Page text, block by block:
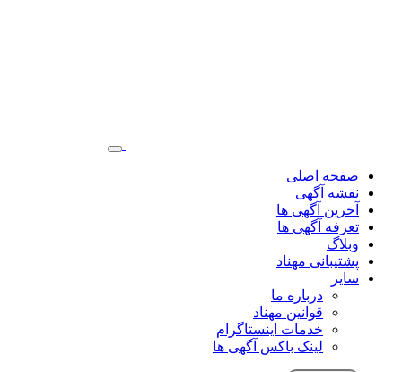
صفحه اصلی
نقشه آگهی
آخرین آگهی ها
تعرفه آگهی ها
وبلاگ
پشتیبانی مهناد
سایر
درباره ما
قوانین مهناد
خدمات اینستاگرام
لینک باکس آگهی ها